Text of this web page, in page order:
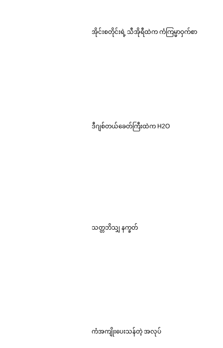
အိုင်းစတိုင်းရဲ့ သီအိုရီထဲက ကံကြမ္မာဝှက်စာ
ဒီဂျစ်တယ်ခေတ်ကြီးထဲက H2O
သတ္တဘိသျှ နက္ခတ်
ကံအကျိုးပေးသန်တဲ့ အလုပ်